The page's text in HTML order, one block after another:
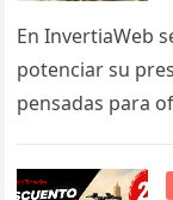
En InvertiaWeb
potenciar su
pensadas para